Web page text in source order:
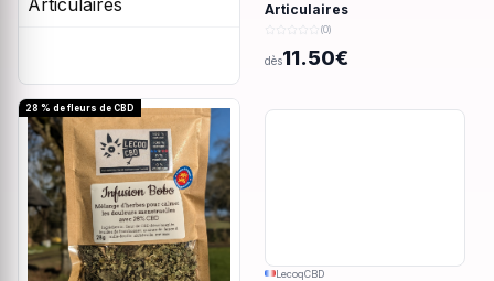
Articulaires
(0)
dès11.50€
28 % de fleurs de CBD
LecoqCBD